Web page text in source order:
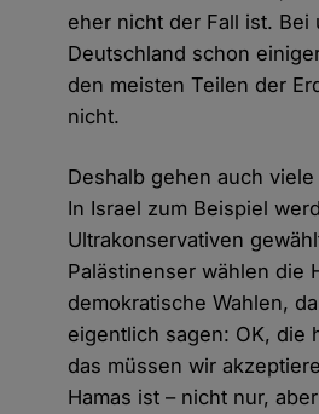
eher nicht der Fall ist. Bei
Deutschland schon
den meisten Teilen der
nicht.
Deshalb gehen auch
In Israel zum Beispiel
Ultrakonservativen
Palästinenser wählen die
demokratische Wahlen,
eigentlich sagen: OK, die
das müssen wir
Hamas ist – nicht nur,